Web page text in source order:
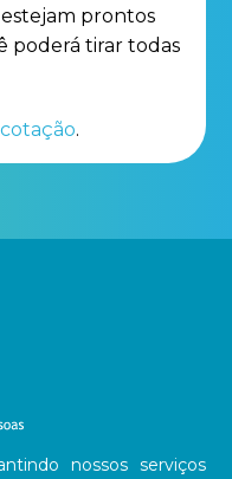
prontos
poderá tirar todas
cotação.
nossos serviços